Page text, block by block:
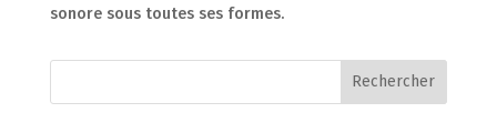
sonore sous toutes ses formes.